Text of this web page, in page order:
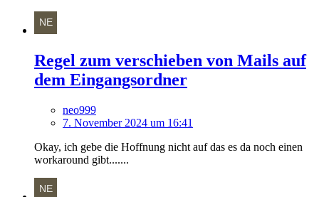
Regel zum verschieben von Mails auf
dem Eingangsordner
neo999
7. November 2024 um 16:41
Okay, ich gebe die Hoffnung nicht auf das es da noch einen
workaround gibt.......